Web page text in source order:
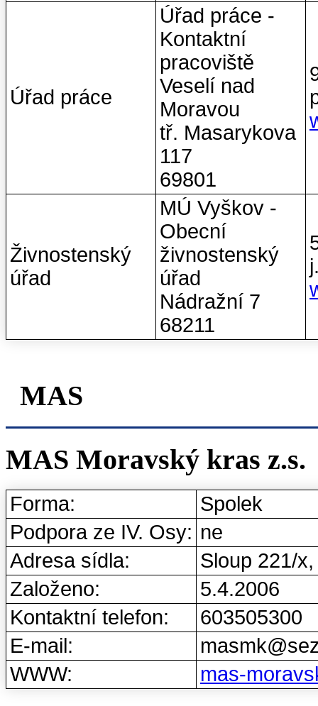
Úřad práce
Úřad práce -
Kontaktní
pracoviště
Veselí nad
Moravou
tř. Masarykova
117
69801
Živnostenský
úřad
MÚ Vyškov -
Obecní
živnostenský
úřad
Nádražní 7
68211
MAS
MAS Moravský kras z.s.
Forma:
Spolek
Podpora ze IV. Osy: ne
Adresa sídla:
Sloup 221/
Založeno:
5.4.2006
Kontaktní telefon:
603505300
E-mail:
WWW:
mas-